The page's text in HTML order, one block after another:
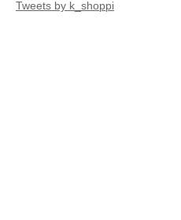
Tweets by k_shoppi